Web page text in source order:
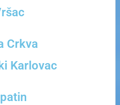
Crkva
Karlovac